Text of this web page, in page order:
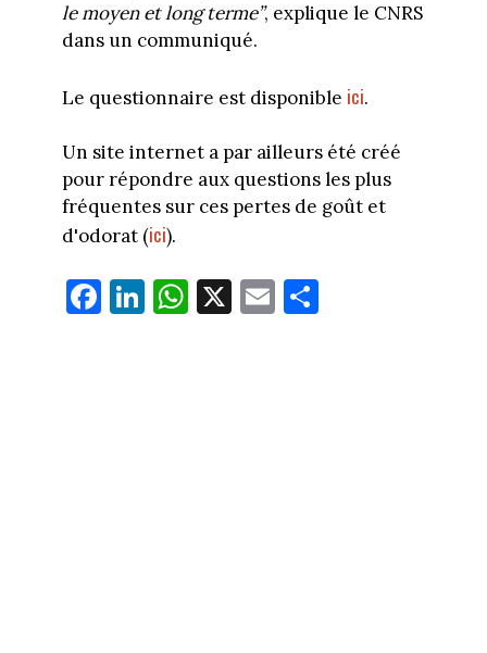
le moyen et long terme”, explique le CNRS
dans un communiqué.
Le questionnaire est disponible ici.
Un site internet a par ailleurs été créé
pour répondre aux questions les plus
fréquentes sur ces pertes de goût et
d'odorat (ici).
Fa
ce
Li
nk
W
ha
X E
m
Pa
rt